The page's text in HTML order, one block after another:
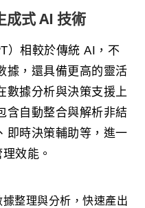
成式 AI 技術
）相較於傳統 AI，不
據，還具備更高的靈活
數據分析與決策支援上
含自動整合與解析非結
即時決策輔助等，進一
效能。
據整理與分析，快速產出